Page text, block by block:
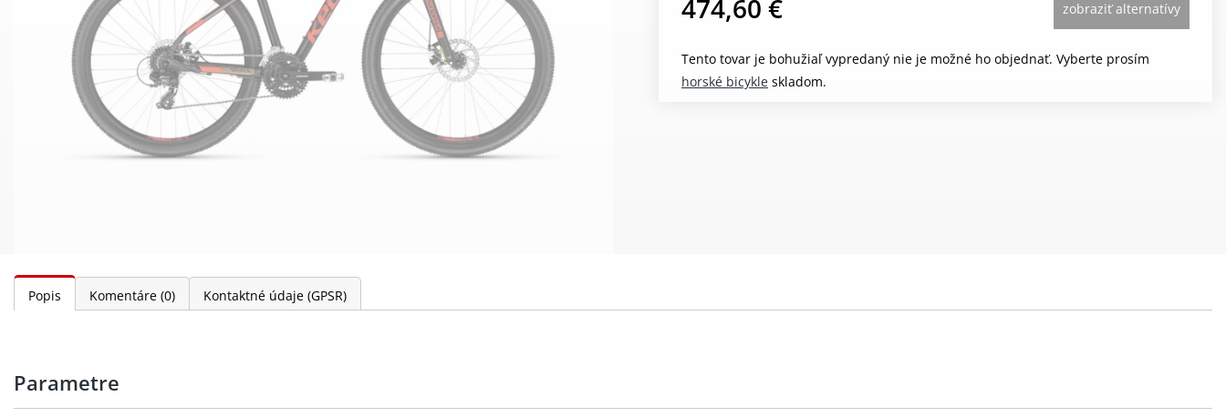
474,60 € zobraziť alternatívy
Tento tovar je bohužiaľ vypredaný nie je možné ho objednať. Vyberte prosím
horské bicykle skladom.
Popis Komentáre (0) Kontaktné údaje (GPSR)
Parametre